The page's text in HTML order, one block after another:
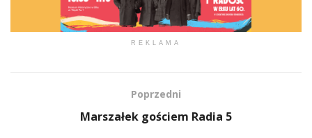
REKLAMA
Poprzedni
Marszałek gościem Radia 5